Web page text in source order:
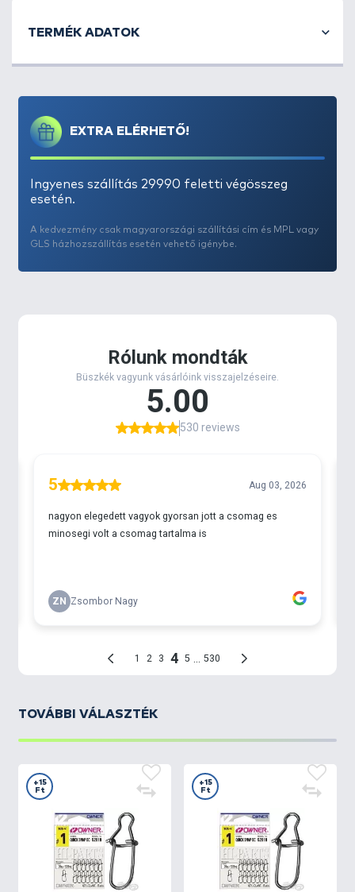
EXTRA ELÉRHETŐ!
Ingyenes szállítás 29990 feletti végösszeg
esetén.
A kedvezmény csak magyarországi szállítási cím és MPL vagy
GLS házhozszállítás esetén vehető igénybe.
TOVÁBBI VÁLASZTÉK
+15
Ft
+15
Ft
TERMÉK ADATOK